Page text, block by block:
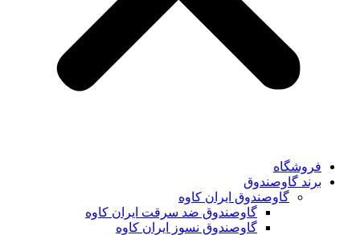
فروشگاه
برند گاوصندوق
گاوصندوق ایران کاوه
گاوصندوق ضد سرقت ایران کاوه
گاوصندوق نسوز ایران کاوه